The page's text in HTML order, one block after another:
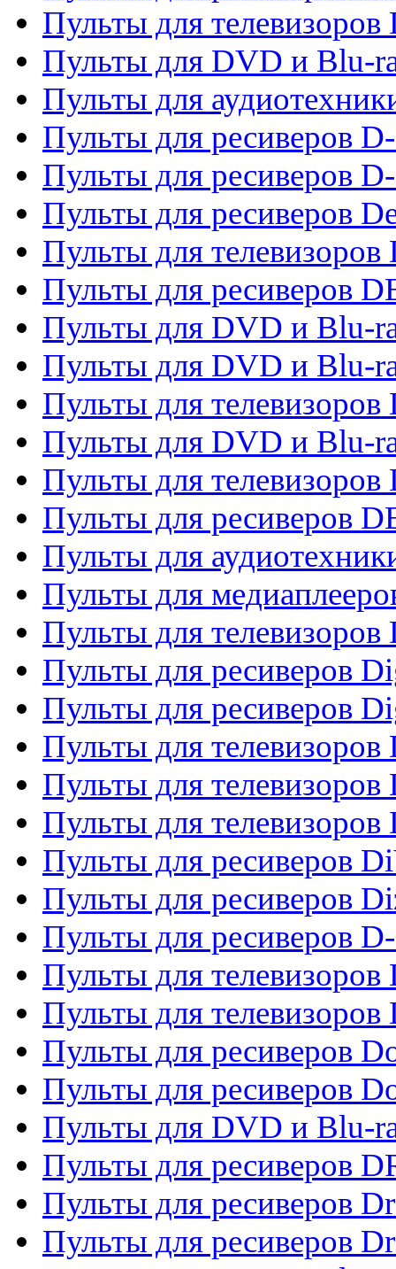
Пульты для телевизоров
Пульты для DVD и Blu-
Пульты для
Пульты для ресиверов
Пульты для ресиверов
Пульты для ресиверов
Пульты для телевизоров
Пульты для ресиверов
Пульты для DVD и Blu-
Пульты для DVD и Blu-
Пульты для
Пульты для DVD и Blu-
Пульты для телевизоров
Пульты для ресиверов
Пульты для
Пульты для
Пульты для телевизоров
Пульты для ресиверов
Пульты для ресиверов
Пульты для
Пульты для
Пульты для телевизоров
Пульты для ресиверов
Пульты для ресиверов
Пульты для ресиверов
Пульты для телевизоров
Пульты для
Пульты для ресиверов
Пульты для ресиверов
Пульты для DVD и Blu-
Пульты для ресиверов
Пульты для ресиверов
Пульты для ресиверов